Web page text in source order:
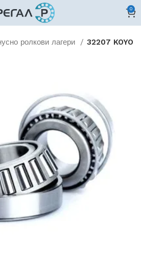
0
ролкови лагери 32207 KOYO